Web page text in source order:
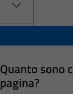
Quanto sono
pagina?